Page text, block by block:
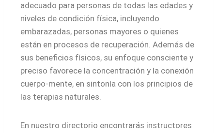
adecuado para personas de todas las edades y
niveles de condición física, incluyendo
embarazadas, personas mayores o quienes
están en procesos de recuperación. Además de
sus beneficios físicos, su enfoque consciente y
preciso favorece la concentración y la conexión
cuerpo-mente, en sintonía con los principios de
las terapias naturales.
En nuestro directorio encontrarás instructores